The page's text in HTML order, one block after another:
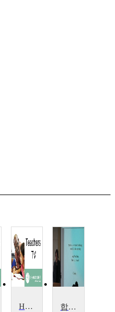
Habitats and Food Chains: Fox and Hedgehog 합성생물공학